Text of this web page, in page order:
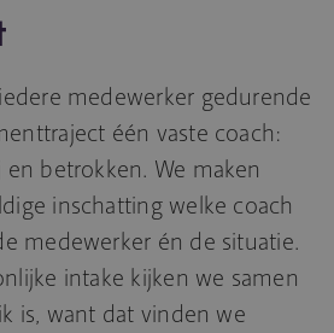
medewerker gedurende
één vaste coach:
betrokken. We maken
inschatting welke coach
medewerker én de situatie.
intake kijken we samen
is, want dat vinden we